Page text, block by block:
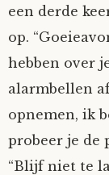
Spelletjes
Ben
Bill-A-
Clarity
Anne
Bill
een derde
op.
hebben over
alarmbellen
opnemen, ik
probeer je de
“Blijf niet te